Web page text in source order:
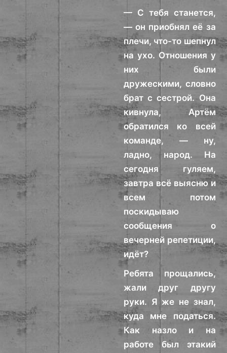
— С тебя станется,
— он приобнял её за
плечи, что-то шепнул
на ухо. Отношения у
них были
дружескими, словно
брат с сестрой. Она
кивнула, Артём
обратился ко всей
команде, — ну,
ладно, народ. На
сегодня гуляем,
завтра всё выясню и
всем потом
поскидываю
сообщения о
вечерней репетиции,
идёт?
Ребята прощались,
жали друг другу
руки. Я же не знал,
куда мне податься.
Как назло и на
работе был этакий